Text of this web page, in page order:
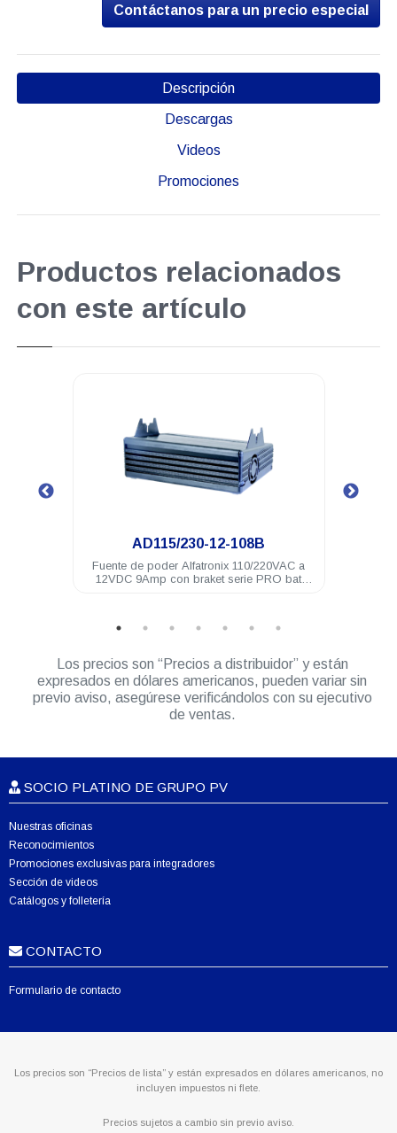
Contáctanos para un precio especial
Descripción
Descargas
Videos
Promociones
Productos relacionados
con este artículo
AD115/230-12-108B
Fuente de poder Alfatronix 110/220VAC a
12VDC 9Amp con braket serie PRO bat
Los precios son “Precios a distribuidor” y están
expresados en dólares americanos, pueden variar sin
previo aviso, asegúrese verificándolos con su ejecutivo
de ventas.
SOCIO PLATINO DE GRUPO PV
Nuestras oficinas
Reconocimientos
Promociones exclusivas para integradores
Sección de videos
Catálogos y folletería
CONTACTO
Formulario de contacto
Los precios son “Precios de lista” y están expresados en dólares americanos, no
incluyen impuestos ni flete.
Precios sujetos a cambio sin previo aviso.